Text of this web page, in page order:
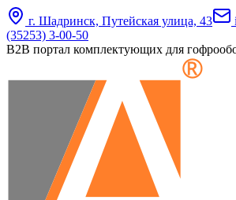
г. Шадринск, Путейская улица, 43
(35253) 3-00-50
B2B портал комплектующих для